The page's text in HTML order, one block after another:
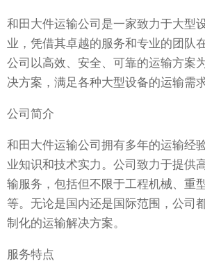
和田大件运输公司是一家致力于大型
业，凭借其卓越的服务和专业的团队
公司以高效、安全、可靠的运输方案
决方案，满足各种大型设备的运输需求
公司简介
和田大件运输公司拥有多年的运输经
业知识和技术实力。公司致力于提供
输服务，包括但不限于工程机械、重
等。无论是国内还是国际范围，公司
制化的运输解决方案。
服务特点